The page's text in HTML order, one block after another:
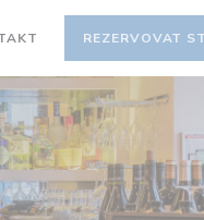
REZERVOVAT